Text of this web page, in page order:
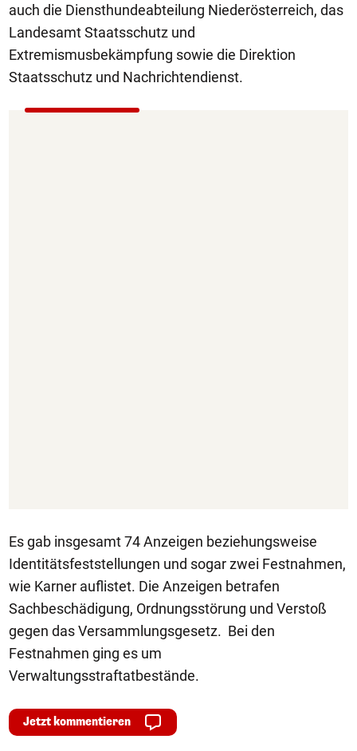
auch die Diensthundeabteilung Niederösterreich, das
Landesamt Staatsschutz und
Extremismusbekämpfung sowie die Direktion
Staatsschutz und Nachrichtendienst.
Es gab insgesamt 74 Anzeigen beziehungsweise
Identitätsfeststellungen und sogar zwei Festnahmen,
wie Karner auflistet. Die Anzeigen betrafen
Sachbeschädigung, Ordnungsstörung und Verstoß
gegen das Versammlungsgesetz. Bei den
Festnahmen ging es um
Verwaltungsstraftatbestände.
Jetzt kommentieren